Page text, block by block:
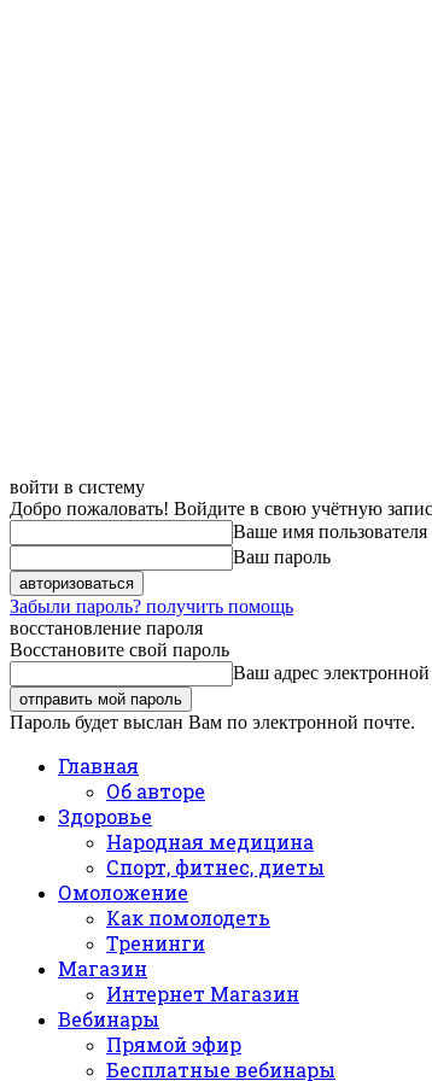
войти в систему
Добро пожаловать! Войдите в свою учётную
Ваше имя пользователя
Ваш пароль
Забыли пароль? получить помощь
восстановление пароля
Восстановите свой пароль
Ваш адрес
Пароль будет выслан Вам по электронной почте.
Главная
Об авторе
Здоровье
Народная медицина
Спорт, фитнес, диеты
Омоложение
Как помолодеть
Тренинги
Магазин
Интернет Магазин
Вебинары
Прямой эфир
Бесплатные вебинары